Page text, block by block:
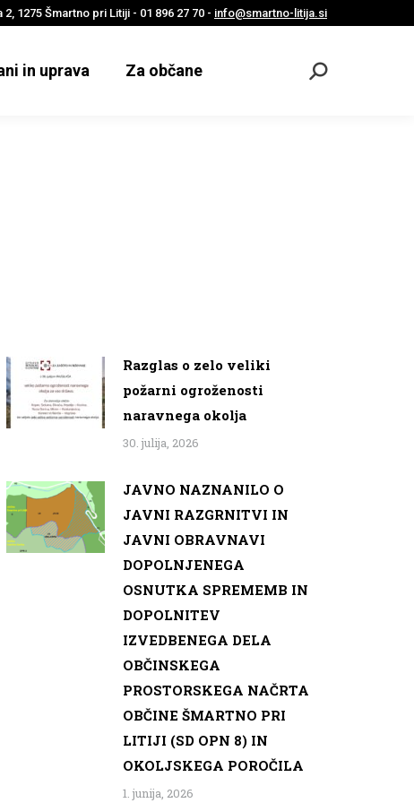
1275 Šmartno pri Litiji - 01 896 27 70 - info@smartno-litija.si
in uprava Za občane
Odpri
Razglas o zelo veliki
požarni ogroženosti
naravnega okolja
30. julija, 2026
JAVNO NAZNANILO O
JAVNI RAZGRNITVI IN
JAVNI OBRAVNAVI
DOPOLNJENEGA
OSNUTKA SPREMEMB IN
DOPOLNITEV
IZVEDBENEGA DELA
OBČINSKEGA
PROSTORSKEGA NAČRTA
OBČINE ŠMARTNO PRI
LITIJI (SD OPN 8) IN
OKOLJSKEGA POROČILA
1. junija, 2026